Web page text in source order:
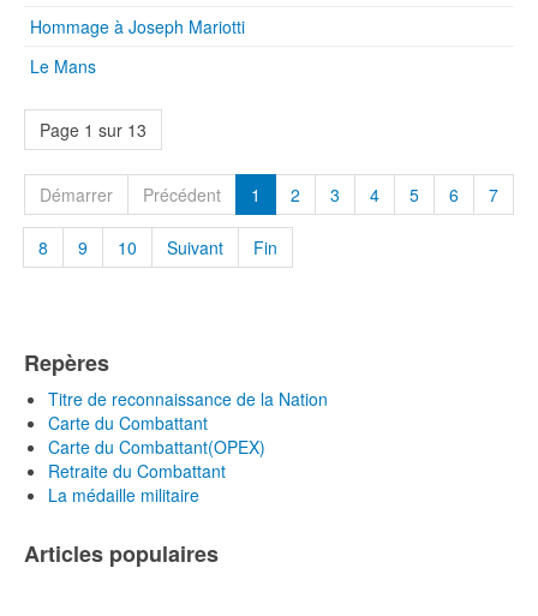
Hommage à Joseph Mariotti
Le Mans
Page 1 sur 13
Démarrer Précédent 1 2 3 4 5 6 7
8 9 10 Suivant Fin
Repères
Titre de reconnaissance de la Nation
Carte du Combattant
Carte du Combattant(OPEX)
Retraite du Combattant
La médaille militaire
Articles populaires